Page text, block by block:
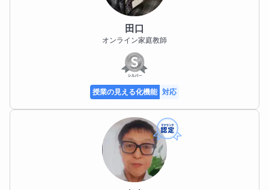
ューは日によってローテーションしています。
プロ講師として、毎日の体調管理のための体力トレー
ニングも大切な仕事だと考え、
長時間にわたる授業・業務にも耐えられる体をキープ
できるよう、日々頑張っております。
私が体力づくりを日課とするようになったそもそもの
理由は、学生時代に身体が弱かったことにありまし
また、月８回や月１２回の設定も可能です。
予約状況に空きがあれば、授業の当日予約や、深夜帯
での授業も全く問題なく受け付けております。
（深夜２４：００まで可）
私のプロフィールページをご覧くださり、ありがとう
田口
オンライン家庭教師
授業の見える化機能 対応